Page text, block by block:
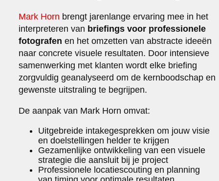
Mark Horn brengt jarenlange ervaring mee in het
interpreteren van briefings voor professionele
fotografen en het omzetten van abstracte ideeën
naar concrete visuele resultaten. Door intensieve
samenwerking met klanten wordt elke briefing
zorgvuldig geanalyseerd om de kernboodschap en
gewenste uitstraling te begrijpen.
De aanpak van Mark Horn omvat:
Uitgebreide intakegesprekken om jouw visie
en doelstellingen helder te krijgen
Gezamenlijke ontwikkeling van een visuele
strategie die aansluit bij je project
Professionele locatiescouting en planning